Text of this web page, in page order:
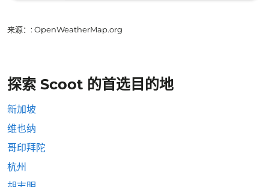
来源： : OpenWeatherMap.org
探索 Scoot 的首选目的地
新加坡
维也纳
哥印拜陀
杭州